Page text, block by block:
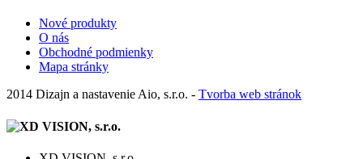
Nové produkty
O nás
Obchodné podmienky
Mapa stránky
2014 Dizajn a nastavenie Aio, s.r.o. - Tvorba web stránok